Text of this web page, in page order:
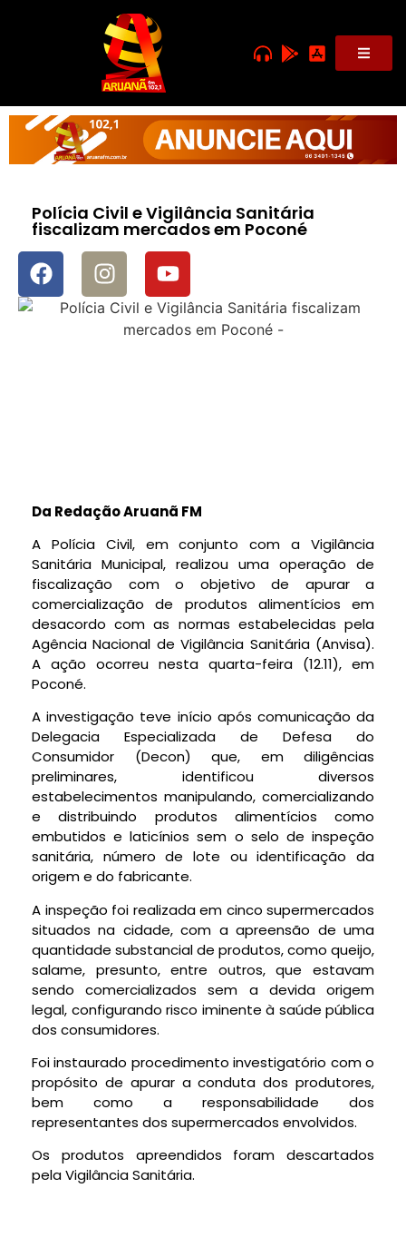
Polícia Civil e Vigilância Sanitária
fiscalizam mercados em Poconé
Da Redação Aruanã FM
A Polícia Civil, em conjunto com a Vigilância
Sanitária Municipal, realizou uma operação de
fiscalização com o objetivo de apurar a
comercialização de produtos alimentícios em
desacordo com as normas estabelecidas pela
Agência Nacional de Vigilância Sanitária (Anvisa).
A ação ocorreu nesta quarta-feira (12.11), em
Poconé.
A investigação teve início após comunicação da
Delegacia Especializada de Defesa do
Consumidor (Decon) que, em diligências
preliminares, identificou diversos
estabelecimentos manipulando, comercializando
e distribuindo produtos alimentícios como
embutidos e laticínios sem o selo de inspeção
sanitária, número de lote ou identificação da
origem e do fabricante.
A inspeção foi realizada em cinco supermercados
situados na cidade, com a apreensão de uma
quantidade substancial de produtos, como queijo,
salame, presunto, entre outros, que estavam
sendo comercializados sem a devida origem
legal, configurando risco iminente à saúde pública
dos consumidores.
Foi instaurado procedimento investigatório com o
propósito de apurar a conduta dos produtores,
bem como a responsabilidade dos
representantes dos supermercados envolvidos.
Os produtos apreendidos foram descartados
pela Vigilância Sanitária.